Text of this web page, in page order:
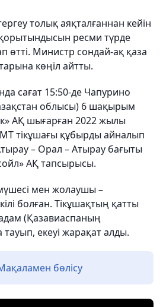
толық аяқталғаннан кейін
ресми түрде
өтті. Министр сондай-ақ қаза
көңіл айтты.
сағат 15:50-де Чапурино
облысы) 6 шақырым
АҚ шығарған 2022 жылы
тікұшағы құбырды айналып
– Орал – Атырау бағыты
АҚ тапсырысы.
мен жолаушы –
болған. Тікұшақтың қатты
(Қазавиаспаның
тауып, екеуі жарақат алды.
бөлісу